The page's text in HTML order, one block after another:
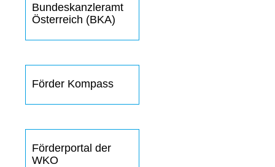
Bundeskanzleramt
Österreich (BKA)
Förder Kompass
Förderportal der
WKO